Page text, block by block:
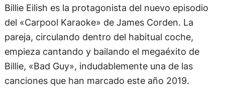
Billie Eilish es la protagonista del nuevo episodio
del «Carpool Karaoke» de James Corden. La
pareja, circulando dentro del habitual coche,
empieza cantando y bailando el megaéxito de
Billie, «Bad Guy», indudablemente una de las
canciones que han marcado este año 2019.